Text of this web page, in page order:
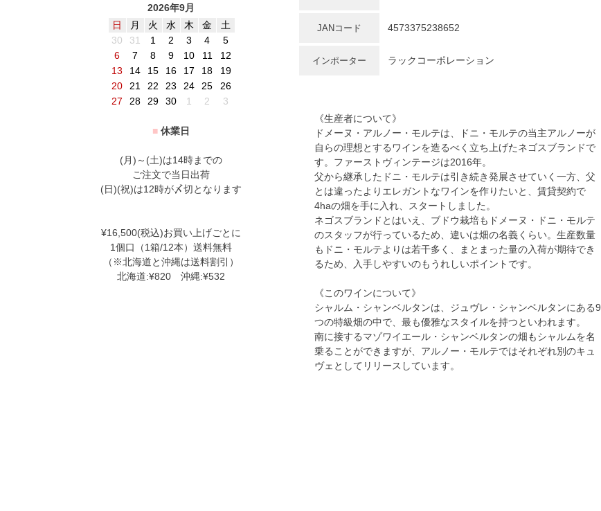
2026年9月
日
月 火 水 木 金
土
30
31 1 2 3 4
5
6
7 8 9 10 11
12
13
14 15 16 17 18
19
20
21 22 23 24 25
26
27
28 29 30 1 2 3
■ 休業日
(月)～(土)は14時までの
ご注文で当日出荷
(日)(祝)は12時が〆切となります
¥16,500(税込)お買い上げごとに
1個口（1箱/12本）送料無料
（※北海道と沖縄は送料割引）
北海道:¥820 沖縄:¥532
JANコード 4573375238652
インポーター ラックコーポレーション
《生産者について》
ドメーヌ・アルノー・モルテは、ドニ・モルテの当主アルノーが
自らの理想とするワインを造るべく立ち上げたネゴスブランドで
す。ファーストヴィンテージは2016年。
父から継承したドニ・モルテは引き続き発展させていく一方、父
とは違ったよりエレガントなワインを作りたいと、賃貸契約で
4haの畑を手に入れ、スタートしました。
ネゴスブランドとはいえ、ブドウ栽培もドメーヌ・ドニ・モルテ
のスタッフが行っているため、違いは畑の名義くらい。生産数量
もドニ・モルテよりは若干多く、まとまった量の入荷が期待でき
るため、入手しやすいのもうれしいポイントです。
《このワインについて》
シャルム・シャンベルタンは、ジュヴレ・シャンベルタンにある9
つの特級畑の中で、最も優雅なスタイルを持つといわれます。
南に接するマゾワイエール・シャンベルタンの畑もシャルムを名
乗ることができますが、アルノー・モルテではそれぞれ別のキュ
ヴェとしてリリースしています。